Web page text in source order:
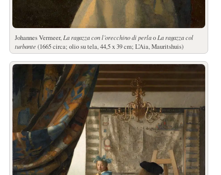
Johannes Vermeer, La ragazza con l’orecchino di perlao La ragazza col
turbante (1665 circa; olio su tela, 44,5 x 39 cm; L’Aia, Mauritshuis)